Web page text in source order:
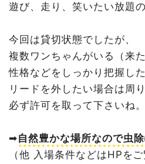
遊び、走り、笑いたい放題
今回は貸切状態でしたが、
複数ワンちゃんがいる（来
性格などをしっかり把握し
リードを外したい場合は周
必ず許可を取って下さいね。
➡︎自然豊かな場所なので虫
（他 入場条件などはHPをご